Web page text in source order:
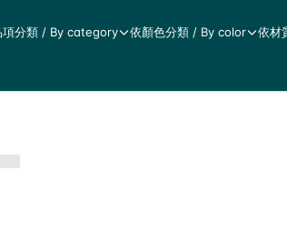
項分類 / By category 依顏色分類 / By color 依材